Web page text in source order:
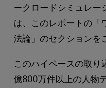
ークロードシミュレー
は、このレポートの「
法論」のセクションを
このハイペースの取り
億800万件以上の人物